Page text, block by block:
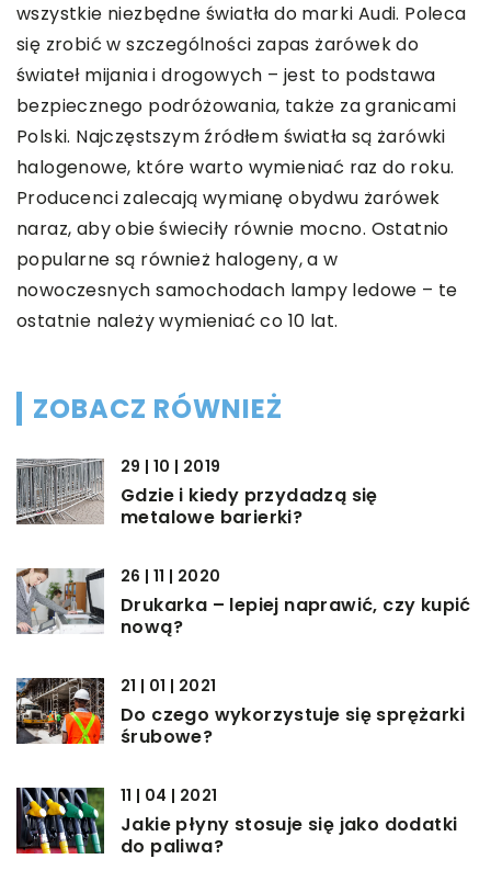
wszystkie niezbędne światła do marki Audi. Poleca
się zrobić w szczególności zapas żarówek do
świateł mijania i drogowych – jest to podstawa
bezpiecznego podróżowania, także za granicami
Polski. Najczęstszym źródłem światła są żarówki
halogenowe, które warto wymieniać raz do roku.
Producenci zalecają wymianę obydwu żarówek
naraz, aby obie świeciły równie mocno. Ostatnio
popularne są również halogeny, a w
nowoczesnych samochodach lampy ledowe – te
ostatnie należy wymieniać co 10 lat.
ZOBACZ RÓWNIEŻ
29 | 10 | 2019
Gdzie i kiedy przydadzą się
metalowe barierki?
26 | 11 | 2020
Drukarka – lepiej naprawić, czy kupić
nową?
21 | 01 | 2021
Do czego wykorzystuje się sprężarki
śrubowe?
11 | 04 | 2021
Jakie płyny stosuje się jako dodatki
do paliwa?